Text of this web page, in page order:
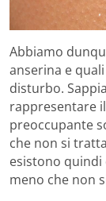
Abbiamo
anserina e
disturbo.
rappresentare
preoccupante
che non si
esistono quindi
meno che non